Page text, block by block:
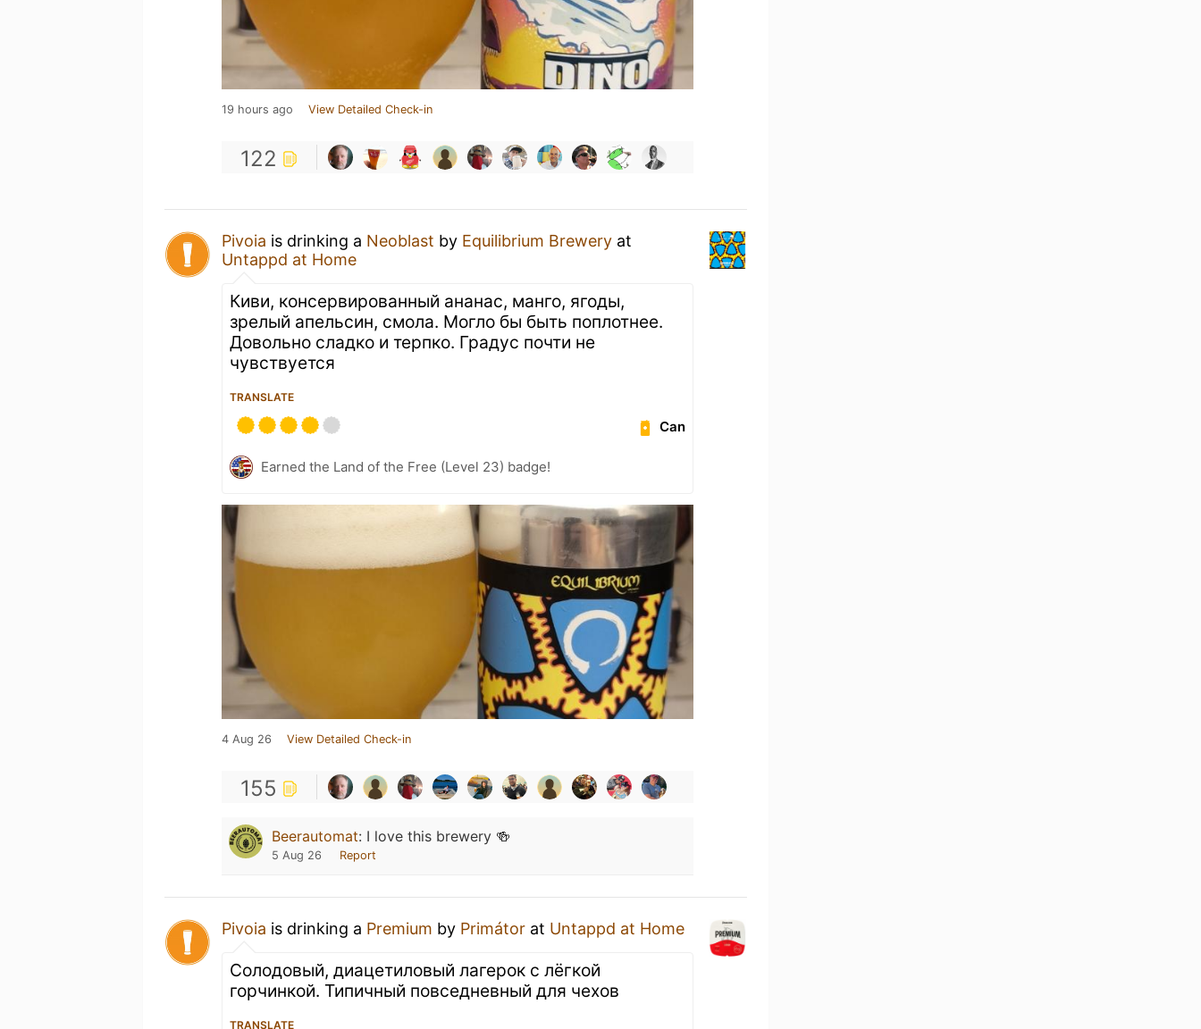
19 hours ago View Detailed Check-in
122
Pivoia is drinking a Neoblast by Equilibrium Brewery at
Untappd at Home
Киви, консервированный ананас, манго, ягоды,
зрелый апельсин, смола. Могло бы быть поплотнее.
Довольно сладко и терпко. Градус почти не
чувствуется
TRANSLATE
Can
Earned the Land of the Free (Level 23) badge!
4 Aug 26 View Detailed Check-in
155
Beerautomat: I love this brewery 🍻
5 Aug 26 Report
Pivoia is drinking a Premium by Primátor at Untappd at Home
Солодовый, диацетиловый лагерок с лёгкой
горчинкой. Типичный повседневный для чехов
TRANSLATE